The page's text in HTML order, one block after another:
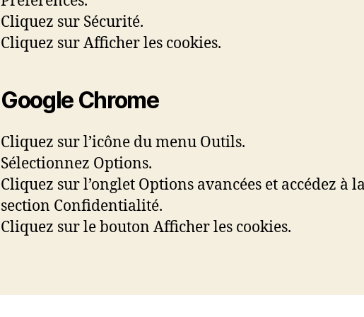
Cliquez sur Sécurité.
Cliquez sur Afficher les cookies.
Google Chrome
Cliquez sur l’icône du menu Outils.
Sélectionnez Options.
Cliquez sur l’onglet Options avancées et accédez à
section Confidentialité.
Cliquez sur le bouton Afficher les cookies.